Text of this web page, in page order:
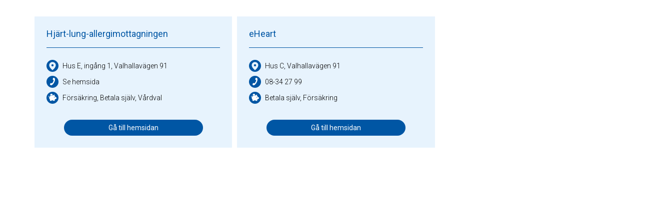
Hjärt-lung-allergimottagningen
Hus E, ingång 1, Valhallavägen 91
Se hemsida
Försäkring, Betala själv, Vårdval
Gå till hemsidan
eHeart
Hus C, Valhallavägen 91
08-34 27 99
Betala själv, Försäkring
Gå till hemsidan